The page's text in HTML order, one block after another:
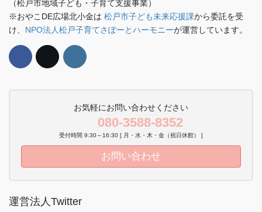
（松戸市地域子ども・子育て支援事業）
※おやこDE広場北小金は 松戸市子ども未来応援課から委託を受
け、 NPO法人松戸子育てさぽーとハーモニーが運営しています。
お気軽にお問い合わせください
080-3588-8352
受付時間 9:30～16:30 [ 月・水・木・金（祝日休館） ]
お問い合わせ
運営法人Twitter